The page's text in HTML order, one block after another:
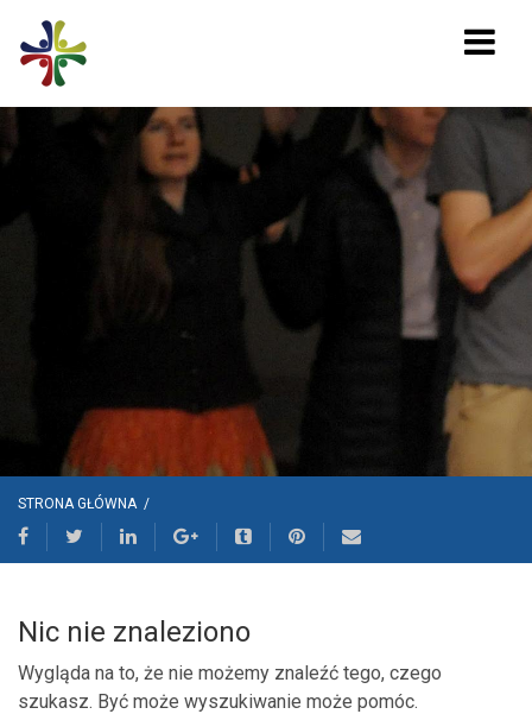
STRONA GŁÓWNA /
Nic nie znaleziono
Wygląda na to, że nie możemy znaleźć tego, czego
szukasz. Być może wyszukiwanie może pomóc.